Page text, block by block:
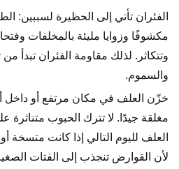
الفئران تأتي إلى الحظيرة لسببين:
مكشوفًا وزوايا مليئة بالمخلفات
وتتكاثر. لذلك مقاومة الفئران تبدأ
والسموم.
خزّن العلف في مكان مرتفع أو داخل
مغلقة جيدًا. لا تترك الحبوب متناثرة
العلف لليوم التالي إذا كانت
لأن القوارض تنجذب إلى الفتات